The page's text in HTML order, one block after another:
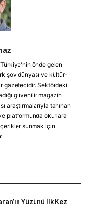
Türkiye'nin önde gelen
şov dünyası ve kültür-
gazetecidir. Sektördeki
güvenilir magazin
araştırmalarıyla tanınan
platformunda okurlara
sunmak için
Yüzünü İlk Kez